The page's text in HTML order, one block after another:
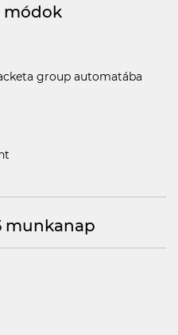
módok
group automatába
munkanap